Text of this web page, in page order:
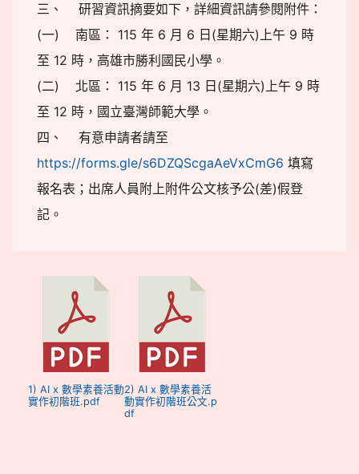
三、 研習資訊摘要如下，詳細資訊請參閱附件：
(一) 南區： 115 年 6 月 6 日(星期六)上午 9 時
至 12 時，高雄市勝利國民小學。
(二) 北區： 115 年 6 月 13 日(星期六)上午 9 時
至 12 時，國立臺灣師範大學。
四、 有意申請者請至
https://forms.gle/s6DZQScgaAeVxCmG6 填寫
報名表；出席人員附上附件公文核予公(差)假登
記。
1) AI x 數學素養活動
實作初階班.pdf
2) AI x 數學素養活
動實作初階班公文.p
df